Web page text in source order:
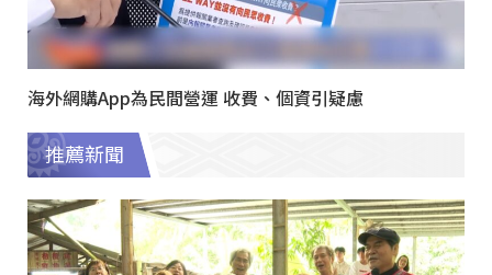
海外網購App為民間營運 收費、個資引疑慮
推薦新聞